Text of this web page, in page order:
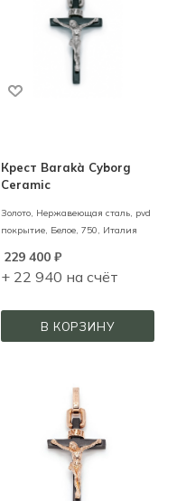
Крест Barakà Cyborg
Ceramic
Золото, Нержавеющая сталь, pvd
покрытие, Белое, 750, Италия
229 400₽
+ 22 940 на счёт
В КОРЗИНУ